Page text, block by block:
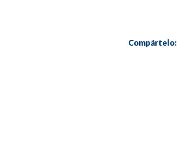
Compártelo: